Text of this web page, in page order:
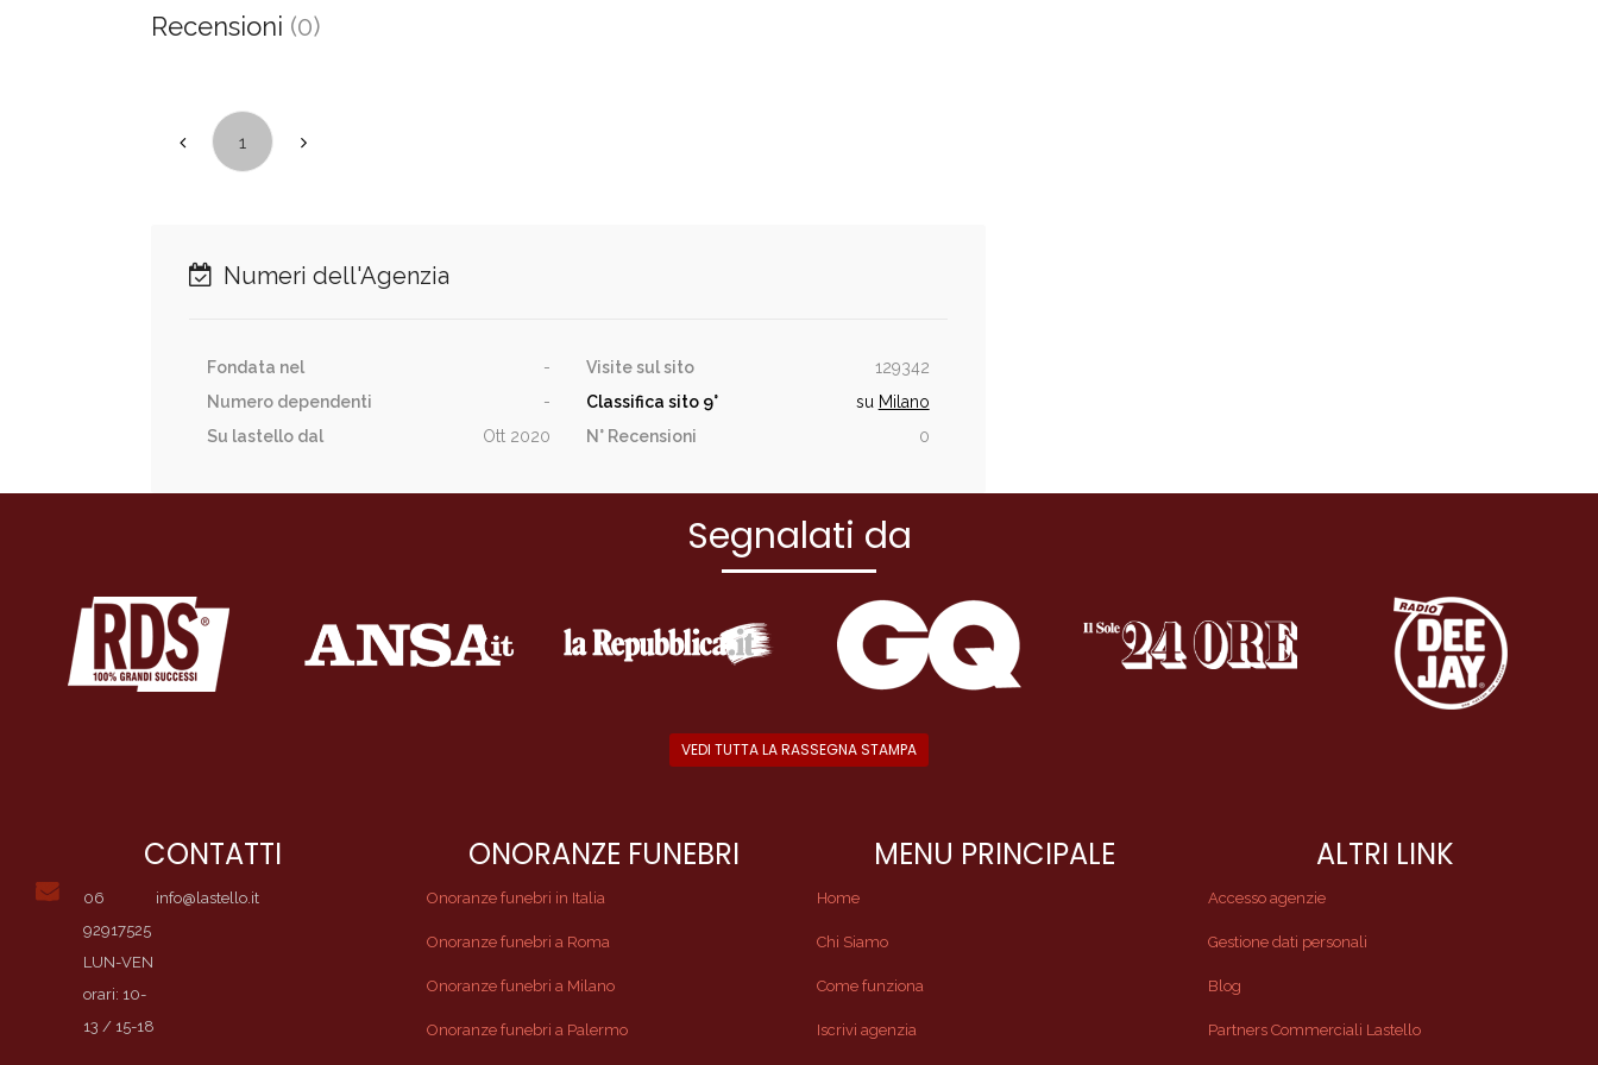
Recensioni (0)
1
Numeri dell'Agenzia
Fondata nel
-
Numero dependenti
-
Su lastello dal
Ott 2020
Visite sul sito
129342
Classifica sito 9° su Milano
N° Recensioni
0
Segnalati da
VEDI TUTTA LA RASSEGNA STAMPA
CONTATTI
06
92917525
LUN-VEN
orari: 10-
13 / 15-18
info@lastello.it
ONORANZE FUNEBRI
Onoranze funebri in Italia
Onoranze funebri a Roma
Onoranze funebri a Milano
Onoranze funebri a Palermo
MENU PRINCIPALE
Home
Chi Siamo
Come funziona
Iscrivi agenzia
ALTRI LINK
Accesso agenzie
Gestione dati personali
Blog
Partners Commerciali Lastello